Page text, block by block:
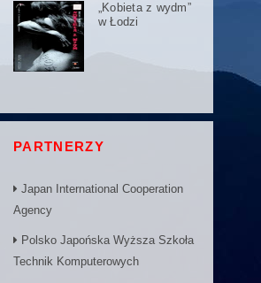
„Kobieta z wydm”
w Łodzi
PARTNERZY
Japan International Cooperation
Agency
Polsko Japońska Wyższa Szkoła
Technik Komputerowych